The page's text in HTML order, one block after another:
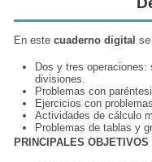
En estecuaderno digital se
Dos y tres
divisiones.
Problemas con
Ejercicios con
Actividades de cálculo
Problemas de tablas y
PRINCIPALES OBJETIVOS